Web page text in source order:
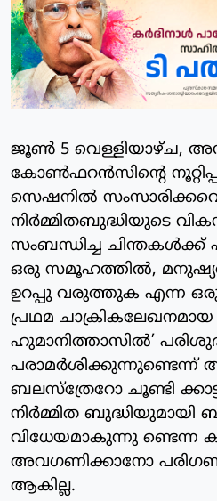
ജൂണ്‍ 5 വെള്ളിയാഴ്ച,
കോണ്‍ഫറന്‍സിന്റെ
സെഷനില്‍
നിര്‍മ്മിതബുദ്ധിയുടെ
സംബന്ധിച്ച ചിന്തകള്‍ക്ക്
ഒരു സമൂഹത്തില്‍,
ഉറപ്പു വരുത്തുക എന്ന
പ്രഥമ ചാക്രികലേഖനമായ
ഹുമാനിത്താസില്‍’
പരാമര്‍ശിക്കുന്നുണ്ടെന്ന്
ബലസ്‌ത്രേറോ ചൂണ്ടി
നിര്‍മ്മിത ബുദ്ധിയുമായി
വിധേയമാകുന്നു ണ്ടെന്ന
അവഗണിക്കാനോ
ആകില്ല.